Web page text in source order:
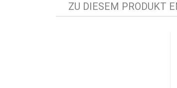
ZU DIESEM PRODUKT